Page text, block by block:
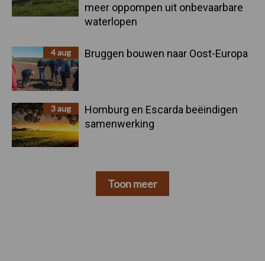
meer oppompen uit onbevaarbare
waterlopen
4 aug Bruggen bouwen naar Oost-Europa
3 aug
Homburg en Escarda beëindigen
samenwerking
Toon meer